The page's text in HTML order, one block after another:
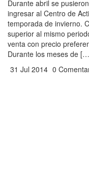
Durante abril se
ingresar al Centro de
temporada de invierno.
superior al mismo
venta con precio
Durante los meses de
31 Jul 2014 0